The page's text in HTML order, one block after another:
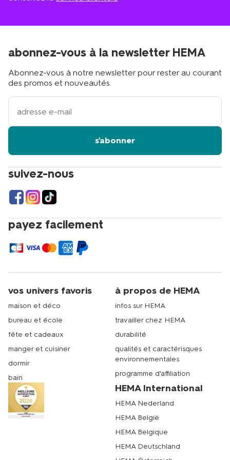
suivez-nous
payez facilement
abonnez-vous à la newsletter HEMA
Abonnez-vous à notre newsletter pour rester au courant
des promos et nouveautés.
votre
adresse
s'abonner
vos univers favoris
maison et déco
bureau et école
fête et cadeaux
manger et cuisiner
dormir
bain
à propos de HEMA
infos sur HEMA
travailler chez HEMA
durabilité
qualités et caractérisques
environnementales
programme d'affiliation
HEMA International
HEMA Nederland
HEMA België
HEMA Belgique
HEMA Deutschland